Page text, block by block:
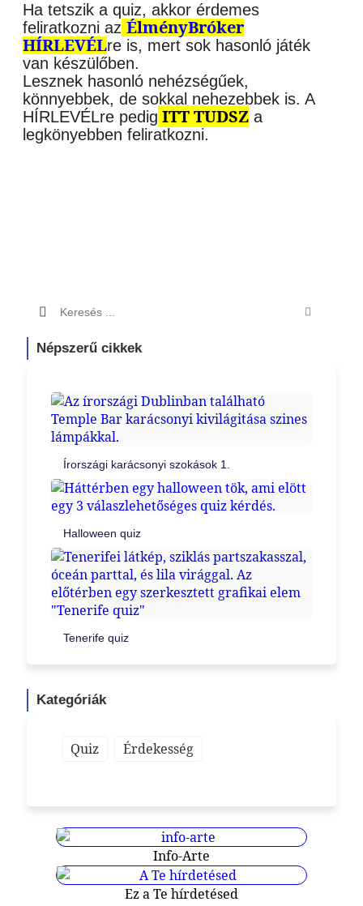
Ha tetszik a quiz, akkor érdemes
feliratkozni az ÉlményBróker
HÍRLEVÉLre is, mert sok hasonló játék
van készülőben.
Lesznek hasonló nehézségűek,
könnyebbek, de sokkal nehezebbek is. A
HÍRLEVÉLre pedig ITT TUDSZ a
legkönyebben feliratkozni.
Népszerű cikkek
Írországi karácsonyi szokások 1.
Halloween quiz
Tenerife quiz
Kategóriák
Quiz Érdekesség
Info-Arte
Ez a Te hírdetésed